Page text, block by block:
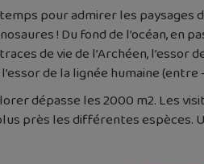
pour admirer les
! Du fond de l’océan,
de vie de l’Archéen, l’essor
de la lignée humaine
dépasse les 2000 m2. Les
près les différentes espèces.